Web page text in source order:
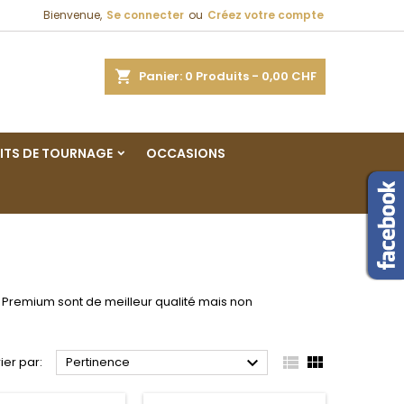
Bienvenue, Se connecter ou Créez votre compte
Panier 0 Produits - 0,00 CHF
DE TOURNAGE OCCASIONS
sont de meilleur qualité mais non
par: Pertinence   